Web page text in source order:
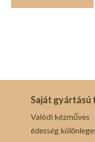
Saját gyártású
Valódi kézműves
édesség